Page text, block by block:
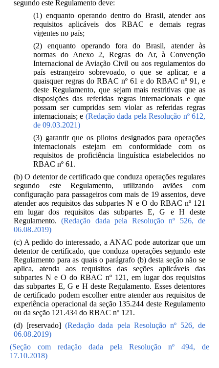
segundo este Regulamento deve:
(1) enquanto operando dentro do Brasil, atender aos
requisitos aplicáveis dos RBAC e demais regras
vigentes no país;
(2) enquanto operando fora do Brasil, atender às
normas do Anexo 2, Regras do Ar, à Convenção
Internacional de Aviação Civil ou aos regulamentos do
país estrangeiro sobrevoado, o que se aplicar, e a
quaisquer regras do RBAC nº 61 e do RBAC nº 91, e
deste Regulamento, que sejam mais restritivas que as
disposições das referidas regras internacionais e que
possam ser cumpridas sem violar as referidas regras
internacionais; e (Redação dada pela Resolução nº 612,
de 09.03.2021)
(3) garantir que os pilotos designados para operações
internacionais estejam em conformidade com os
requisitos de proficiência linguística estabelecidos no
RBAC nº 61.
(b) O detentor de certificado que conduza operações regulares
segundo este Regulamento, utilizando aviões com
configuração para passageiros com mais de 19 assentos, deve
atender aos requisitos das subpartes N e O do RBAC nº 121
em lugar dos requisitos das subpartes E, G e H deste
Regulamento.(Redação dada pela Resolução nº 526, de
06.08.2019)
(c) A pedido do interessado, a ANAC pode autorizar que um
detentor de certificado, que conduza operações segundo este
Regulamento para as quais o parágrafo (b) desta seção não se
aplica, atenda aos requisitos das seções aplicáveis das
subpartes N e O do RBAC nº 121, em lugar dos requisitos
das subpartes E, G e H deste Regulamento. Esses detentores
de certificado podem escolher entre atender aos requisitos de
experiência operacional da seção 135.244 deste Regulamento
ou da seção 121.434 do RBAC nº 121.
(d) [reservado](Redação dada pela Resolução nº 526, de
06.08.2019)
(Seção com redação dada pela Resolução nº 494, de
17.10.2018)